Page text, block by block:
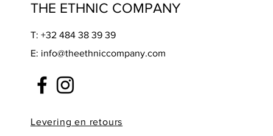
THE ETHNIC COMPANY
T: +32 484 38 39 39
E: info@theethniccompany.com
Levering en retours